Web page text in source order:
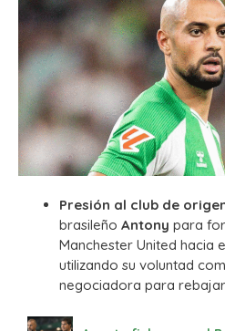
Presión al club de
brasileño Antony para
Manchester United hacia
utilizando su voluntad
negociadora para